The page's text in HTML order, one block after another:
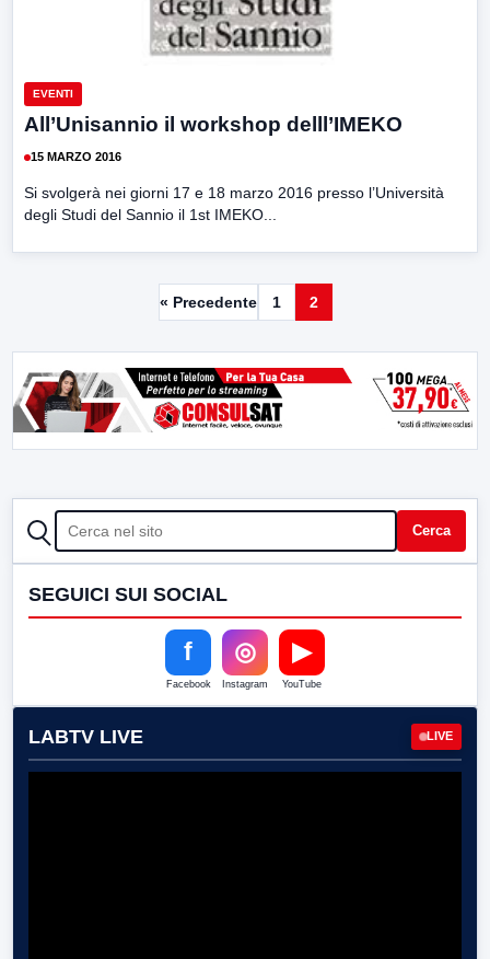
EVENTI
All’Unisannio il workshop delll’IMEKO
15 MARZO 2016
Si svolgerà nei giorni 17 e 18 marzo 2016 presso l’Università
degli Studi del Sannio il 1st IMEKO...
« Precedente 1 2
CERCA Cerca
SEGUICI SUI SOCIAL
f
Facebook
◎
Instagram
▶
YouTube
LABTV LIVE LIVE